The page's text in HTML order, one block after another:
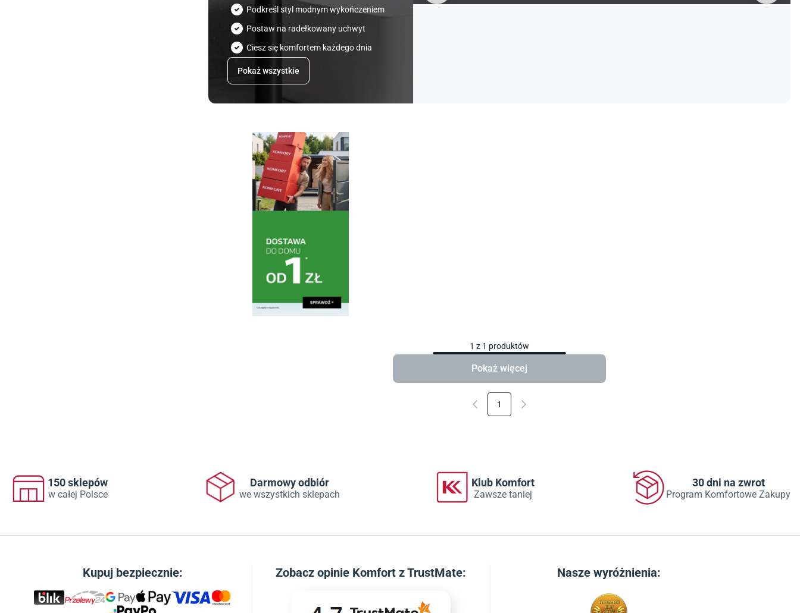
Podkreśl styl modnym wykończeniem
Postaw na radełkowany uchwyt
Ciesz się komfortem każdego dnia
Pokaż wszystkie
1 z 1 produktów
Pokaż więcej
1
150 sklepów
w całej Polsce
Darmowy odbiór
we wszystkich sklepach
Klub Komfort
Zawsze taniej
30 dni na zwrot
Program Komfortowe Zakupy
Kupuj bezpiecznie: Zobacz opinie Komfort z TrustMate: Nasze wyróżnienia: